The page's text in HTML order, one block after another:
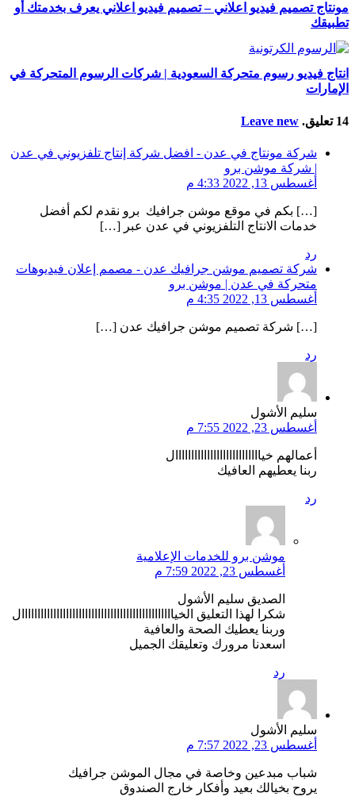
مونتاج تصميم فيديو اعلاني – تصميم فيديو اعلاني يعرف بخدمتك أو
تطبيقك
انتاج فيديو رسوم متحركة السعودية | شركات الرسوم المتحركة في
الإمارات
14 تعليق.
Leave new
شركة مونتاج في عدن - افضل شركة إنتاج تلفزيوني في عدن
| شركة موشن برو
أغسطس 13, 2022 4:33 م
[…] بكم في موقع موشن جرافيك برو نقدم لكم أفضل
خدمات الانتاج التلفزيوني في عدن عبر […]
رد
شركة تصميم موشن جرافيك عدن - مصمم إعلان فيديوهات
متحركة في عدن | موشن برو
أغسطس 13, 2022 4:35 م
[…] شركة تصميم موشن جرافيك عدن […]
رد
سليم الأشول
أغسطس 23, 2022 7:55 م
أعمالهم خيااااااااااااااااااااااااااال
ربنا يعطيهم العافيك
رد
موشن برو للخدمات الإعلامية
أغسطس 23, 2022 7:59 م
الصديق سليم الأشول
شكرا لهذا التعليق الخياااااااااااااااااااااااااااااااااااااااااااااااال
وربنا يعطيك الصحة والعافية
اسعدنا مرورك وتعليقك الجميل
رد
سليم الأشول
أغسطس 23, 2022 7:57 م
شباب مبدعين وخاصة في مجال الموشن جرافيك
يروح بخيالك بعيد وأفكار خارج الصندوق